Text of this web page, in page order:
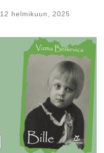
12 helmikuun, 2025